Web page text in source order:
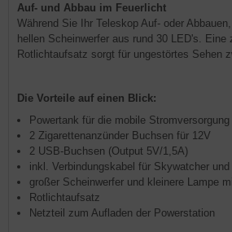
Auf- und Abbau im Feuerlicht
Während Sie Ihr Teleskop Auf- oder
hellen Scheinwerfer aus rund 30 LED's.
Rotlichtaufsatz sorgt für ungestörtes Sehen
Die Vorteile auf einen Blick:
Powertank für die mobile
2 Zigarettenanzünder Buchsen für 12V
2 USB-Buchsen (Output 5V/1,5A)
inkl. Verbindungskabel für Skywatcher
großer Scheinwerfer und kleinere Lampe
Rotlichtaufsatz
Netzteil zum Aufladen der Powerstation